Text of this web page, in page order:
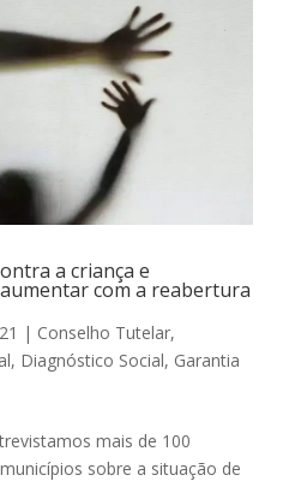
a criança e
com a reabertura
| Conselho Tutelar,
, Diagnóstico Social, Garantia
mais de 100
sobre a situação de